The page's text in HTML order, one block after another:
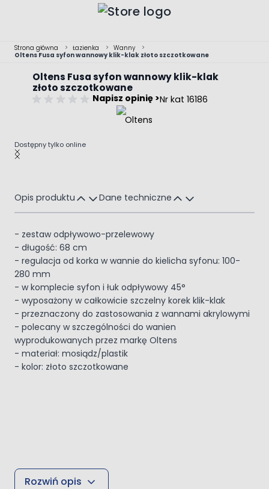
Strona główna > Łazienka > Wanny
>
Oltens Fusa syfon wannowy klik-klak złoto szczotkowane
Oltens Fusa syfon wannowy klik-klak
złoto szczotkowane
Napisz opinię >Nr kat 16186
Dostępny tylko online
Main image
Click to view image in fullscreen
Opis produktu Dane techniczne
- zestaw odpływowo-przelewowy
- długość: 68 cm
- regulacja od korka w wannie do kielicha syfonu: 100-
280 mm
- w komplecie syfon i łuk odpływowy 45°
- wyposażony w całkowicie szczelny korek klik-klak
- przeznaczony do zastosowania z wannami akrylowymi
- polecany w szczególności do wanien
wyprodukowanych przez markę Oltens
- materiał: mosiądz/plastik
- kolor: złoto szczotkowane
Rozwiń opis